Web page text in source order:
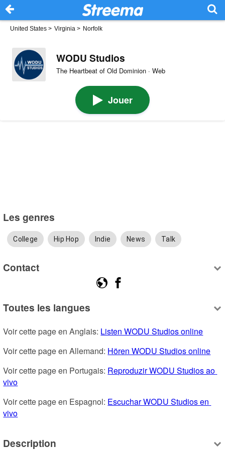
United States > Virginia > Norfolk
WODU Studios
The Heartbeat of Old Dominion · Web
Jouer
Les genres
College Hip Hop Indie News Talk
Contact
Toutes les langues
Voir cette page en Anglais: Listen WODU Studios online
Voir cette page en Allemand: Hören WODU Studios online
Voir cette page en Portugais: Reproduzir WODU Studios ao
vivo
Voir cette page en Espagnol: Escuchar WODU Studios en
vivo
Description